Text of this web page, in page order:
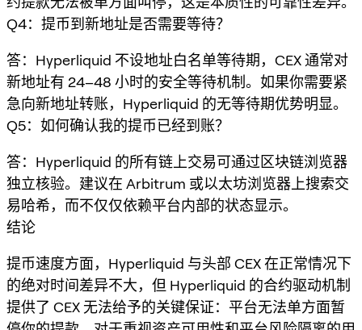
Q4：提币到新地址是否需要等待？
答：Hyperliquid 不设地址白名单等待期，CEX 通常对
新地址有 24–48 小时的安全等待机制。如果你需要紧
急向新地址转账，Hyperliquid 的无等待期优势明显。
Q5：如何确认我的提币已经到账？
答：Hyperliquid 的所有链上交易可通过区块链浏览器
独立核验。建议在 Arbitrum 或以太坊浏览器上搜索交
易哈希，而不仅仅依赖平台内部的状态显示。
结论
提币速度方面，Hyperliquid 与头部 CEX 在正常情况下
的绝对时间差异不大，但 Hyperliquid 的合约驱动机制
提供了 CEX 无法给予的关键保证：平台无法单方面暂